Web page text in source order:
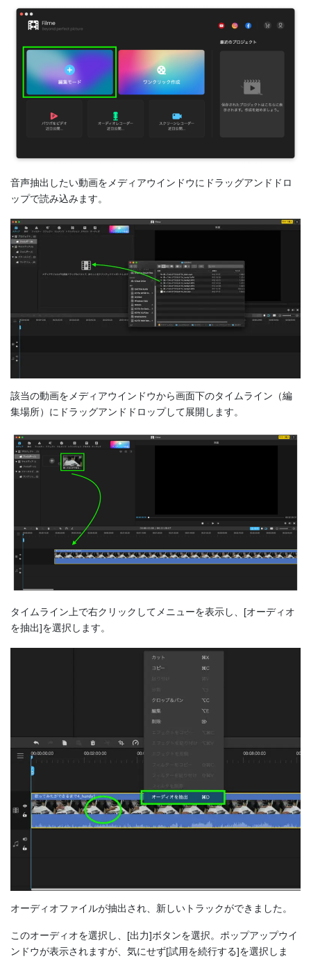
音声抽出したい動画をメディアウインドウにドラッグアンドドロ
ップで読み込みます。
該当の動画をメディアウインドウから画面下のタイムライン（編
集場所）にドラッグアンドドロップして展開します。
タイムライン上で右クリックしてメニューを表示し、[オーディオ
を抽出]を選択します。
オーディオファイルが抽出され、新しいトラックができました。
このオーディオを選択し、[出力]ボタンを選択。ポップアップウイ
ンドウが表示されますが、気にせず[試用を続行する]を選択しま